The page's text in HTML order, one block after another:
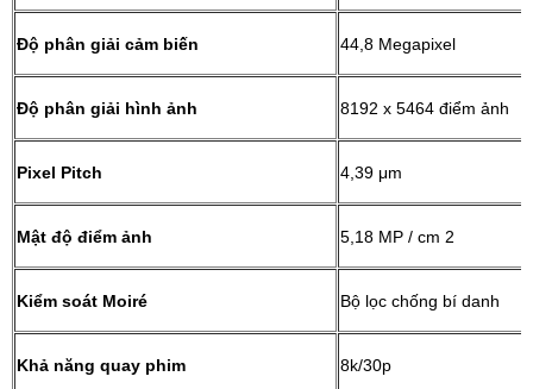
Độ phân giải cảm biến 44,8 Megapixel
Độ phân giải hình ảnh 8192 x 5464 điểm ảnh
Pixel Pitch 4,39 μm
Mật độ điểm ảnh 5,18 MP / cm 2
Kiểm soát Moiré Bộ lọc chống bí danh
Khả năng quay phim 8k/30p